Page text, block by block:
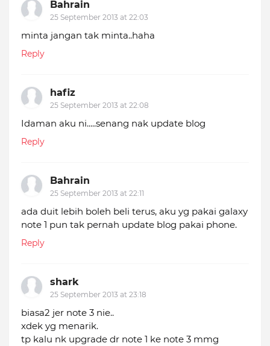
Bahrain
25 September 2013 at 22:03
minta jangan tak minta..haha
Reply
hafiz
25 September 2013 at 22:08
Idaman aku ni.....senang nak update blog
Reply
Bahrain
25 September 2013 at 22:11
ada duit lebih boleh beli terus, aku yg pakai galaxy
note 1 pun tak pernah update blog pakai phone.
Reply
shark
25 September 2013 at 23:18
biasa2 jer note 3 nie..
xdek yg menarik.
tp kalu nk upgrade dr note 1 ke note 3 mmg